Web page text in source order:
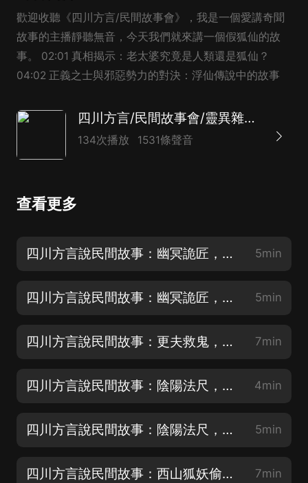
歡迎收聽《四川方言/民間故事會》，我是一個愛講奇聞
故事的主播靜聽無音，今天我們就來講一個假狐仙的故
事。 02:01 真相揭示：老太婆究竟是人類還是狐仙？
04:02 正義之士與邪惡勢力的對決：浮仙傳說中的故事
四川方言/民間故事會/靈異雜談/每天一個奇聞故事
134次播放 1531條聲音
查看更多
四川方言說民間故事：幽冥詭匠，七釘鎮魂釘 5min
四川方言說民間故事：幽冥詭匠，以命換邪術復仇 5min
四川方言說民間故事：更夫救鬼，無聲的守護 7min
四川方言說民間故事：陰陽法尺，魯班尺量儘陰陽事 4min
四川方言說民間故事：陰陽法尺，冤魂夜哭 5min
四川方言說民間故事：西山狐妖偷女，桃木釘除妖 7min